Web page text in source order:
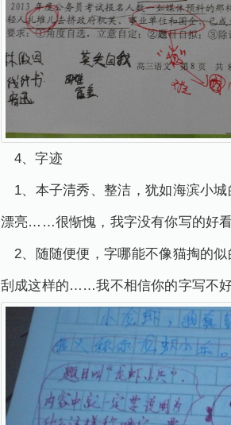
4、字迹
1、本子清秀、整洁，犹如海滨小
漂亮……很惭愧，我字没有你写的好
2、随随便便，字哪能不像猫掏的
刮成这样的……我不相信你的字写不